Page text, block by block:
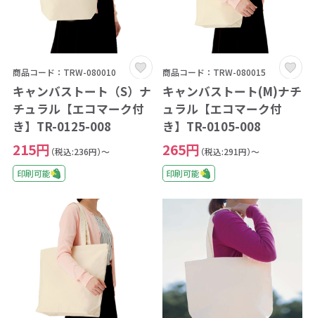
商品コード：TRW-080010
キャンバストート（S）ナ
チュラル【エコマーク付
き】TR-0125-008
215円 （税込:236円）～
印刷可能
商品コード：TRW-080015
キャンバストート(M)ナチ
ュラル【エコマーク付
き】TR-0105-008
265円 （税込:291円）～
印刷可能